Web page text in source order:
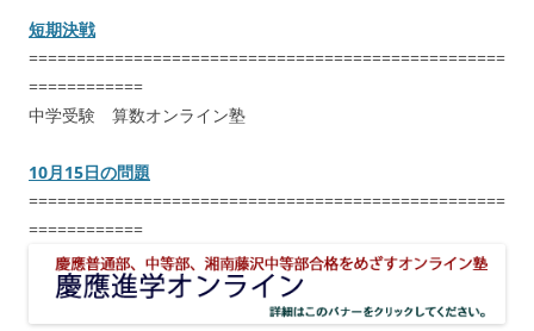
短期決戦
==================================================
============
中学受験 算数オンライン塾
10月15日の問題
==================================================
============